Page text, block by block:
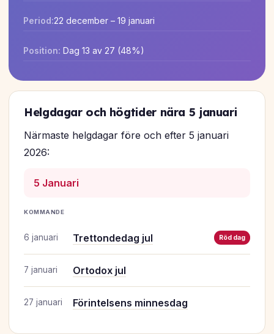
Period:22 december – 19 januari
Position: Dag 13 av 27 (48%)
Helgdagar och högtider nära 5 januari
Närmaste helgdagar före och efter 5 januari
2026:
5 Januari
KOMMANDE
6 januari Trettondedag jul Röd dag
7 januari Ortodox jul
27 januari Förintelsens minnesdag